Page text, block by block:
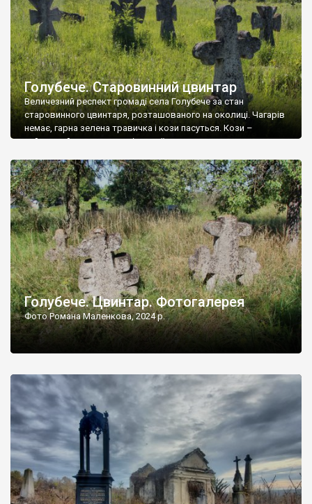
Голубече. Старовинний цвинтар
Величезний респект громаді села Голубече за стан
старовинного цвинтаря, розташованого на околиці. Чагарів
немає, гарна зелена травичка і кози пасуться. Кози –
найкращий регулятор шкідливої, для старих кладовищ,
бруньками, кози ті бруньки обгризають, бо то улюблений
делікатес. На цвинтарі у Голубечому ціла колекція
різноманітних форм хрестів. Село відносно невелике, […]
Голубече. Цвинтар. Фотогалерея
Фото Романа Маленкова, 2024 р.